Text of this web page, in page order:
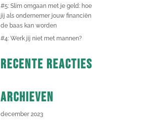
#5: Slim omgaan met je geld: hoe
jij als ondernemer jouw financiën
de baas kan worden
#4: Werk jij niet met mannen?
Recente reacties
Archieven
december 2023